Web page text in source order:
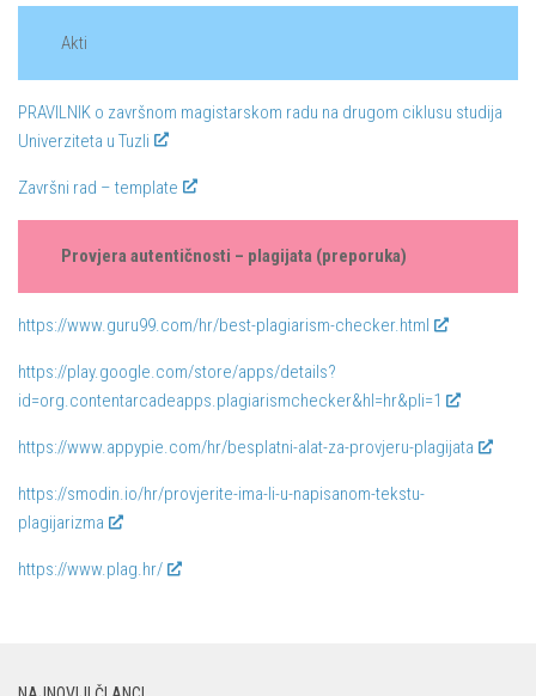
Akti
PRAVILNIK o završnom magistarskom radu na drugom ciklusu studija
Univerziteta u Tuzli
Završni rad – template
Provjera autentičnosti – plagijata (preporuka)
https://www.guru99.com/hr/best-plagiarism-checker.html
https://play.google.com/store/apps/details?
id=org.contentarcadeapps.plagiarismchecker&hl=hr&pli=1
https://www.appypie.com/hr/besplatni-alat-za-provjeru-plagijata
https://smodin.io/hr/provjerite-ima-li-u-napisanom-tekstu-
plagijarizma
https://www.plag.hr/